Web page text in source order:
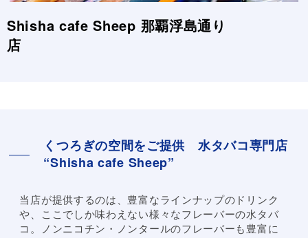
Shisha cafe Sheep 那覇浮島通り
店
くつろぎの空間をご提供 水タバコ専門店
“Shisha cafe Sheep”
当店が提供するのは、豊富なラインナップのドリンク
や、ここでしか味わえない様々なフレーバーの水タバ
コ。ノンニコチン・ノンタールのフレーバーも豊富に